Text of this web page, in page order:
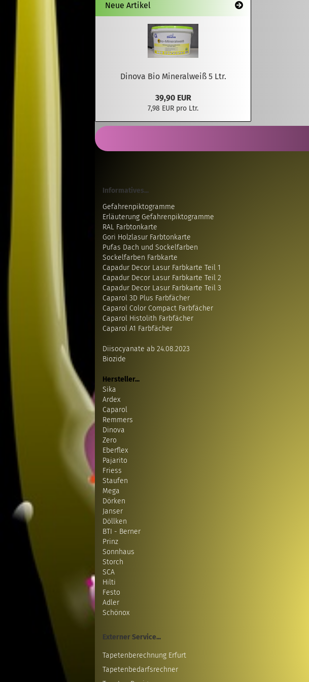
Neue Artikel
Dinova Bio Mineralweiß 5 Ltr.
39,90 EUR
7,98 EUR pro Ltr.
Informatives...
Gefahrenpiktogramme
Erläuterung Gefahrenpiktogramme
RAL Farbtonkarte
Gori Holzlasur Farbtonkarte
Pufas Dach und Sockelfarben
Sockelfarben Farbkarte
Capadur Decor Lasur Farbkarte Teil 1
Capadur Decor Lasur Farbkarte Teil 2
Capadur Decor Lasur Farbkarte Teil 3
Caparol 3D Plus Farbfächer
Caparol Color Compact Farbfächer
Caparol Histolith Farbfächer
Caparol A1 Farbfächer
Diisocyanate ab 24.08.2023
Biozide
Hersteller...
Sika
Ardex
Caparol
Remmers
Dinova
Zero
Eberflex
Pajarito
Friess
Staufen
Mega
Dörken
Janser
Döllken
BTI - Berner
Prinz
Sonnhaus
Storch
SCA
Hilti
Festo
Adler
Schönox
Externer Service...
Tapetenberechnung Erfurt
Tapetenbedarfsrechner